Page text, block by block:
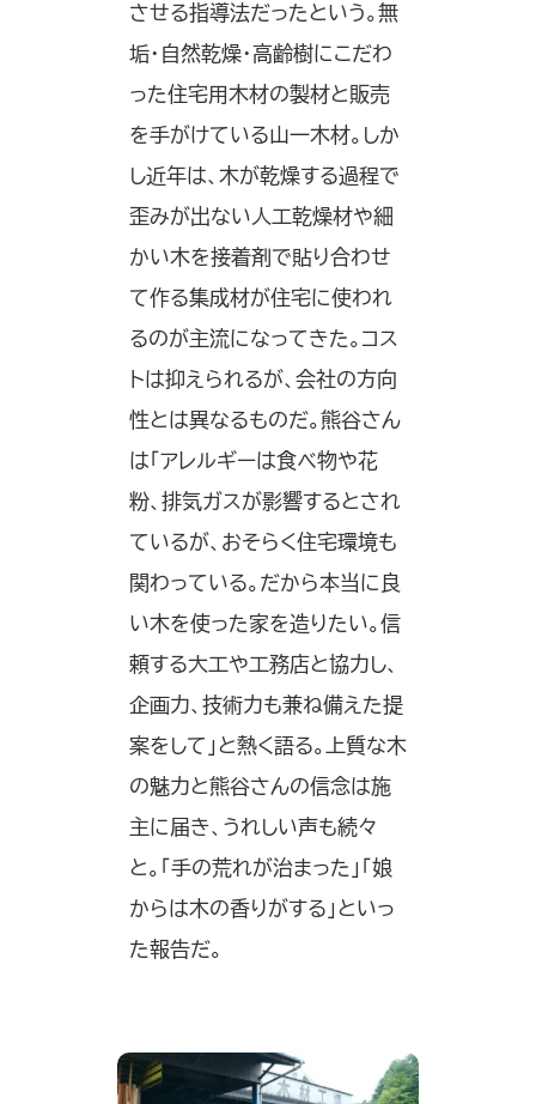
させる指導法だったという。無
垢・自然乾燥・高齢樹にこだわ
った住宅用木材の製材と販売
を手がけている山一木材。しか
し近年は、木が乾燥する過程で
歪みが出ない人工乾燥材や細
かい木を接着剤で貼り合わせ
て作る集成材が住宅に使われ
るのが主流になってきた。コス
トは抑えられるが、会社の方向
性とは異なるものだ。熊谷さん
は「アレルギーは食べ物や花
粉、排気ガスが影響するとされ
ているが、おそらく住宅環境も
関わっている。だから本当に良
い木を使った家を造りたい。信
頼する大工や工務店と協力し、
企画力、技術力も兼ね備えた提
案をして」と熱く語る。上質な木
の魅力と熊谷さんの信念は施
主に届き、うれしい声も続々
と。「手の荒れが治まった」「娘
からは木の香りがする」といっ
た報告だ。